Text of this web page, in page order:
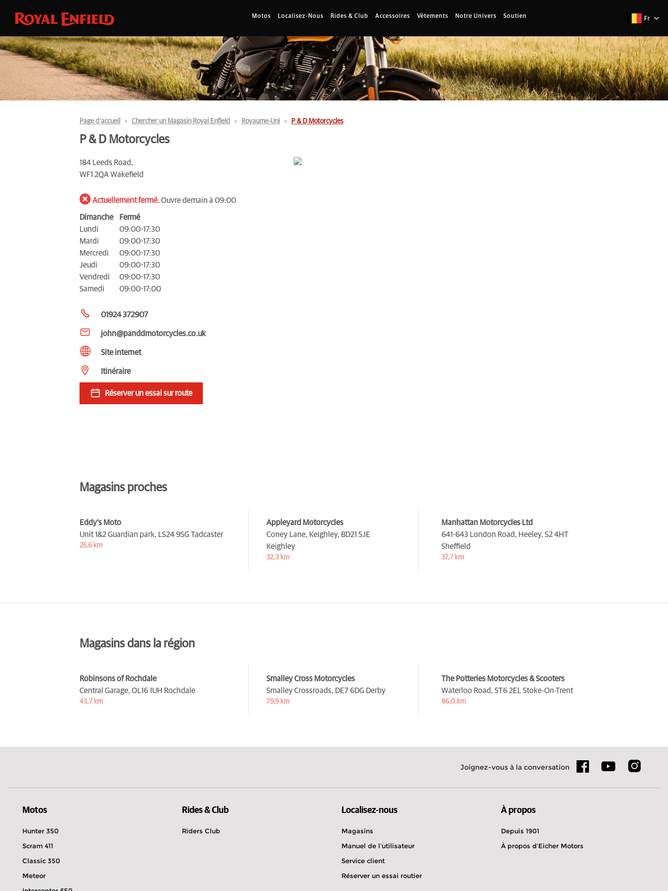
Motos Localisez-Nous Rides & Club Accessoires Vêtements Notre Univers Soutien Fr
Page d’accueil Chercher un Magasin Royal Enfield Royaume-Uni P & D Motorcycles
P & D Motorcycles
184 Leeds Road,
WF1 2QA Wakefield
Actuellement fermé.Ouvre demain à 09:00
Dimanche
Fermé
Lundi
09:00-17:30
Mardi
09:00-17:30
Mercredi
09:00-17:30
Jeudi
09:00-17:30
Vendredi
09:00-17:30
Samedi
09:00-17:00
01924 372907
john@panddmotorcycles.co.uk
Site internet
Itinéraire
Réserver un essai sur route
Magasins proches
Eddy's Moto
Unit 1&2 Guardian park, LS24 9SG Tadcaster
25,6 km
Appleyard Motorcycles
Coney Lane, Keighley, BD21 5JE
Keighley
32,3 km
Manhattan Motorcycles Ltd
641-643 London Road, Heeley, S2 4HT
Sheffield
37,7 km
Magasins dans la région
Robinsons of Rochdale
Central Garage, OL16 1UH Rochdale
43,7 km
Smalley Cross Motorcycles
Smalley Crossroads, DE7 6DG Derby
79,9 km
The Potteries Motorcycles & Scooters
Waterloo Road, ST6 2EL Stoke-On-Trent
86,0 km
Joignez-vous à la conversation
Motos
Hunter 350
Scram 411
Classic 350
Meteor
Rides & Club
Riders Club
Localisez-nous
Magasins
Manuel de l'utilisateur
Service client
Réserver un essai routier
À propos
Depuis 1901
À propos d'Eicher Motors